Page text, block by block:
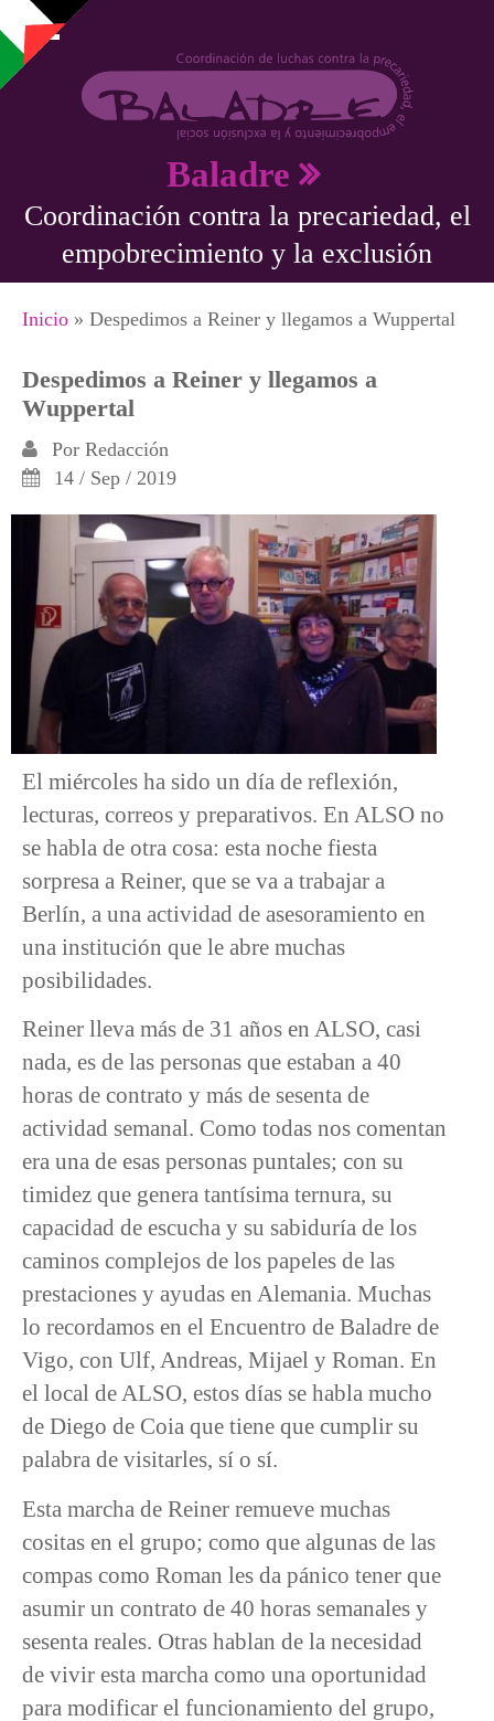
Pasar al contenido principal
Baladre
Coordinación contra la precariedad, el
empobrecimiento y la exclusión
Se encuentra usted aquí
Inicio » Despedimos a Reiner y llegamos a Wuppertal
Despedimos a Reiner y llegamos a
Wuppertal
Por Redacción
14 / Sep / 2019
El miércoles ha sido un día de reflexión,
lecturas, correos y preparativos. En ALSO no
se habla de otra cosa: esta noche fiesta
sorpresa a Reiner, que se va a trabajar a
Berlín, a una actividad de asesoramiento en
una institución que le abre muchas
posibilidades.
Reiner lleva más de 31 años en ALSO, casi
nada, es de las personas que estaban a 40
horas de contrato y más de sesenta de
actividad semanal. Como todas nos comentan
era una de esas personas puntales; con su
timidez que genera tantísima ternura, su
capacidad de escucha y su sabiduría de los
caminos complejos de los papeles de las
prestaciones y ayudas en Alemania. Muchas
lo recordamos en el Encuentro de Baladre de
Vigo, con Ulf, Andreas, Mijael y Roman. En
el local de ALSO, estos días se habla mucho
de Diego de Coia que tiene que cumplir su
palabra de visitarles, sí o sí.
Esta marcha de Reiner remueve muchas
cositas en el grupo; como que algunas de las
compas como Roman les da pánico tener que
asumir un contrato de 40 horas semanales y
sesenta reales. Otras hablan de la necesidad
de vivir esta marcha como una oportunidad
para modificar el funcionamiento del grupo,